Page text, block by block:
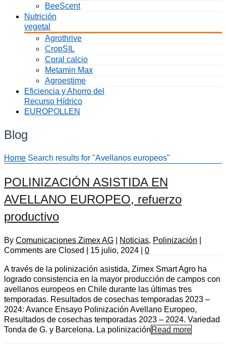
BeeScent
Nutrición
vegetal
Agrothrive
CropSIL
Coral calcio
Metamin Max
Agroestime
Eficiencia y Ahorro del
Recurso Hídrico
EUROPOLLEN
Blog
Home Search results for "Avellanos europeos"
POLINIZACIÓN ASISTIDA EN
AVELLANO EUROPEO, refuerzo
productivo
By Comunicaciones Zimex AG Noticias, Polinización
Comments are Closed
15 julio, 2024 0
A través de la polinización asistida, Zimex Smart Agro ha
logrado consistencia en la mayor producción de campos con
avellanos europeos en Chile durante las últimas tres
temporadas. Resultados de cosechas temporadas 2023 –
2024: Avance Ensayo Polinización Avellano Europeo,
Resultados de cosechas temporadas 2023 – 2024. Variedad
Tonda de G. y Barcelona. La polinización Read more